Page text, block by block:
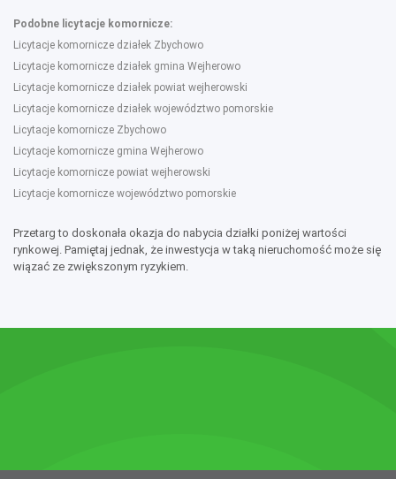
Podobne licytacje komornicze:
Licytacje komornicze działek Zbychowo
Licytacje komornicze działek gmina Wejherowo
Licytacje komornicze działek powiat wejherowski
Licytacje komornicze działek województwo pomorskie
Licytacje komornicze Zbychowo
Licytacje komornicze gmina Wejherowo
Licytacje komornicze powiat wejherowski
Licytacje komornicze województwo pomorskie
Przetarg to doskonała okazja do nabycia działki poniżej wartości
rynkowej. Pamiętaj jednak, że inwestycja w taką nieruchomość może się
wiązać ze zwiększonym ryzykiem.